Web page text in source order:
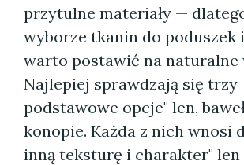
przytulne materiały —
wyborze tkanin do poduszek
warto postawić na naturalne
Najlepiej sprawdzają się trzy
podstawowe opcje" len,
konopie. Każda z nich wnosi
inną teksturę i charakter" len